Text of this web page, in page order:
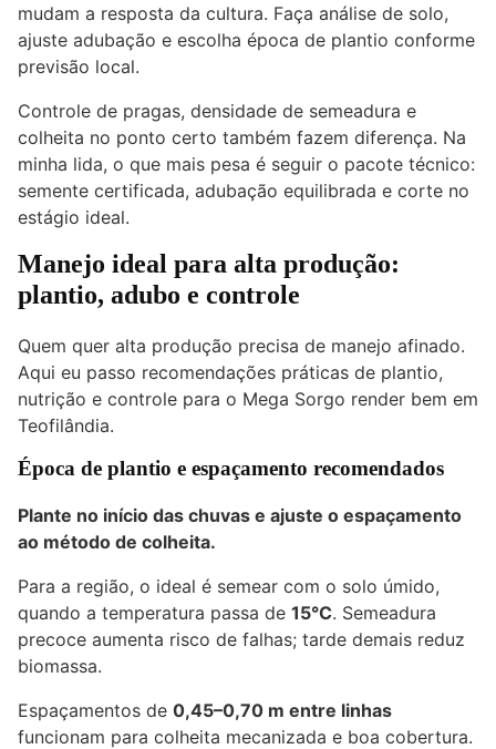
mudam a resposta da cultura. Faça análise de solo,
ajuste adubação e escolha época de plantio conforme
previsão local.
Controle de pragas, densidade de semeadura e
colheita no ponto certo também fazem diferença. Na
minha lida, o que mais pesa é seguir o pacote técnico:
semente certificada, adubação equilibrada e corte no
estágio ideal.
Manejo ideal para alta produção:
plantio, adubo e controle
Quem quer alta produção precisa de manejo afinado.
Aqui eu passo recomendações práticas de plantio,
nutrição e controle para o Mega Sorgo render bem em
Teofilândia.
Época de plantio e espaçamento recomendados
Plante no início das chuvas e ajuste o espaçamento
ao método de colheita.
Para a região, o ideal é semear com o solo úmido,
quando a temperatura passa de 15°C. Semeadura
precoce aumenta risco de falhas; tarde demais reduz
biomassa.
Espaçamentos de 0,45–0,70 m entre linhas
funcionam para colheita mecanizada e boa cobertura.